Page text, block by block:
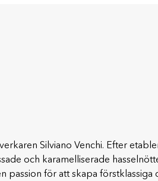
Silviano Venchi. Efter
och karamelliserade
för att skapa förstklassiga